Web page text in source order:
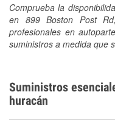
Comprueba la
en 899 Boston Post
profesionales en
suministros a medida que
Suministros
huracán